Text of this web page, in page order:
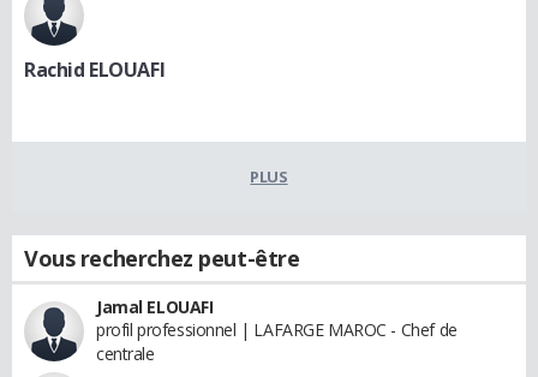
Rachid ELOUAFI
PLUS
Vous recherchez peut-être
Jamal ELOUAFI
profil professionnel | LAFARGE MAROC - Chef de
centrale